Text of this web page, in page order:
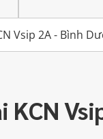
Vsip 2A - Bình